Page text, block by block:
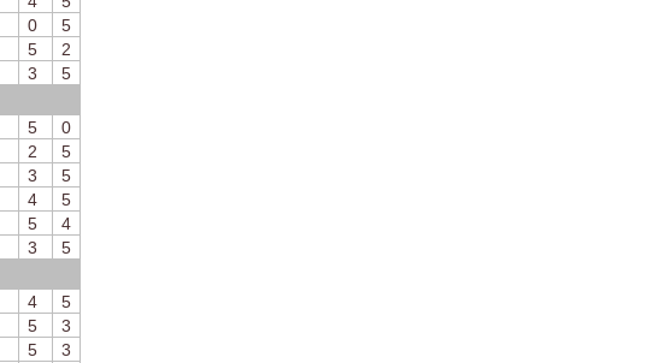
0
5
5
2
3
5
5
0
2
5
3
5
4
5
5
4
3
5
4
5
5
3
5
3